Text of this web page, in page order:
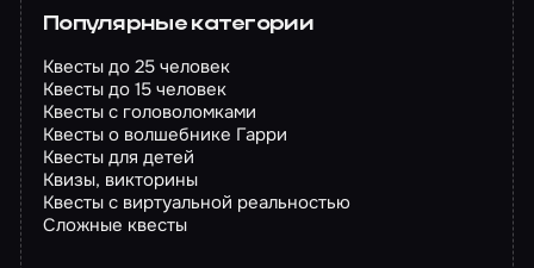
Популярные категории
Квесты до 25 человек
Квесты до 15 человек
Квесты с головоломками
Квесты о волшебнике Гарри
Квесты для детей
Квизы, викторины
Квесты с виртуальной реальностью
Сложные квесты